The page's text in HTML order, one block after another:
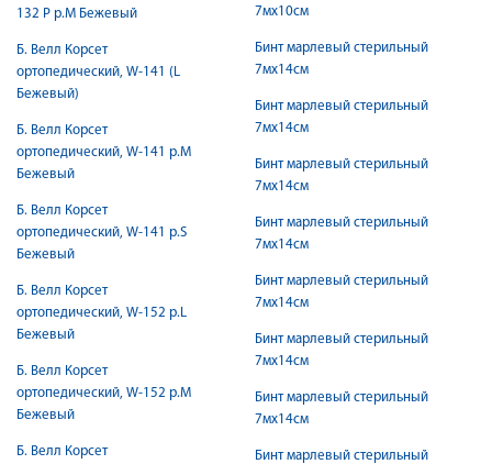
132 P р.M Бежевый
Б. Велл Корсет
ортопедический, W-141 (L
Бежевый)
Б. Велл Корсет
ортопедический, W-141 р.M
Бежевый
Б. Велл Корсет
ортопедический, W-141 р.S
Бежевый
Б. Велл Корсет
ортопедический, W-152 р.L
Бежевый
Б. Велл Корсет
ортопедический, W-152 р.M
Бежевый
Б. Велл Корсет
7мх10см
Бинт марлевый стерильный
7мх14см
Бинт марлевый стерильный
7мх14см
Бинт марлевый стерильный
7мх14см
Бинт марлевый стерильный
7мх14см
Бинт марлевый стерильный
7мх14см
Бинт марлевый стерильный
7мх14см
Бинт марлевый стерильный
7мх14см
Бинт марлевый стерильный